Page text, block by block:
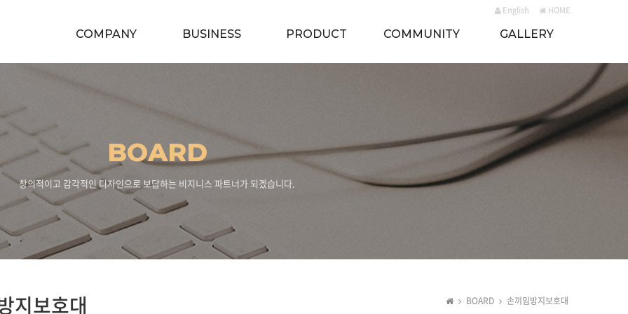
English HOME
COMPANY BUSINESS PRODUCT COMMUNITY GALLERY
BOARD
창의적이고 감각적인 디자인으로 보답하는 비지니스 파트너가 되겠습니다.
지보호대 BOARD 손끼임방지보호대